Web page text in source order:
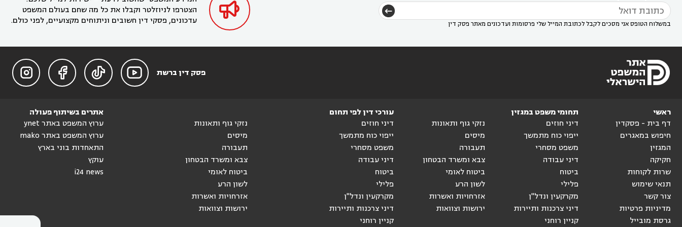

הצטרפו לניוזלטר וקבלו את כל מה שחם בעולם המשפט
עדכונים, פסקי דין חשובים וניתוחים מקצועיים, לפני כולם.
במשלוח הטופס אני מסכים לקבל לכתובת המייל שלי פרסומות ועדכונים מאתר פסק דין
פסק דין ברשת 



ראשי
דף בית - פסקדין
חיפוש במאגרים
המגזין
חקיקה
שרות לקוחות
תנאי שימוש
צור קשר
מדיניות פרטיות
גרסת מובייל
תחומי משפט במגזין
דיני חוזים
ייפוי כוח מתמשך
משפט מסחרי
דיני עבודה
ביטוח
פלילי
מקרקעין ונדל"ן
דיני צרכנות ותיירות
קניין רוחני
נזקי גוף ותאונות
מיסים
תעבורה
צבא ומשרד הבטחון
ביטוח לאומי
לשון הרע
אזרחויות ואשרות
ירושות וצוואות
עורכי דין לפי תחום
דיני חוזים
ייפוי כוח מתמשך
משפט מסחרי
דיני עבודה
ביטוח
פלילי
מקרקעין ונדל"ן
דיני צרכנות ותיירות
קניין רוחני
נזקי גוף ותאונות
מיסים
תעבורה
צבא ומשרד הבטחון
ביטוח לאומי
לשון הרע
אזרחויות ואשרות
ירושות וצוואות
אתרים בשיתוף פעולה
ערוץ המשפט באתר ynet
ערוץ המשפט באתר mako
התאחדות בוני בארץ
עוקץ
i24 news